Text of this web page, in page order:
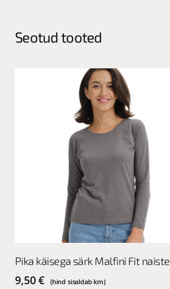
Seotud tooted
Vali
product
has
Pika käisega särk Malfini Fit naiste
9,50€ (hind sisaldab km)